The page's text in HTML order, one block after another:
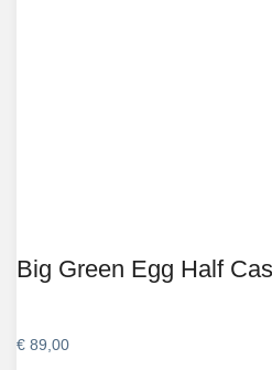
Big Green Egg Half
€ 89,00